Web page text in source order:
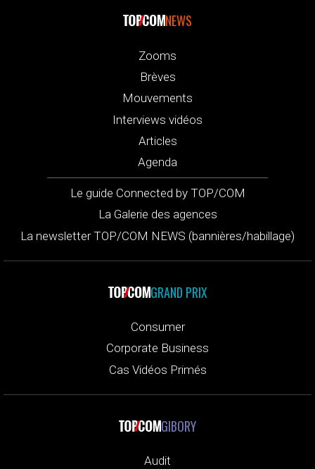
NEWS
Zooms
Brèves
Mouvements
Interviews vidéos
Articles
Agenda
Le guide Connected by TOP/COM
La Galerie des agences
La newsletter TOP/COM NEWS (bannières/habillage)
GRAND PRIX
Consumer
Corporate Business
Cas Vidéos Primés
GIBORY
Audit